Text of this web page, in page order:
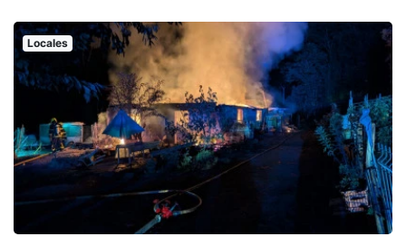
Locales